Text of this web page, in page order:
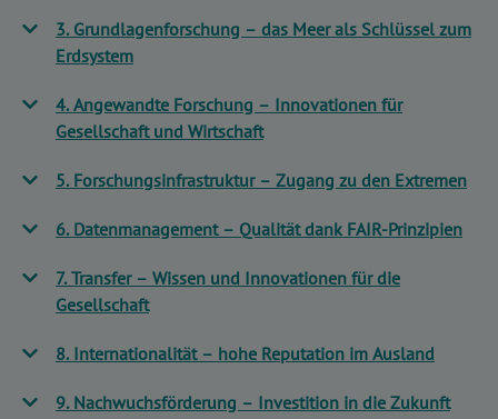
3. Grundlagenforschung – das Meer als Schlüssel zum
Erdsystem
4. Angewandte Forschung – Innovationen für
Gesellschaft und Wirtschaft
5. Forschungsinfrastruktur – Zugang zu den Extremen
6. Datenmanagement – Qualität dank FAIR-Prinzipien
7. Transfer – Wissen und Innovationen für die
Gesellschaft
8. Internationalität – hohe Reputation im Ausland
9. Nachwuchsförderung – Investition in die Zukunft